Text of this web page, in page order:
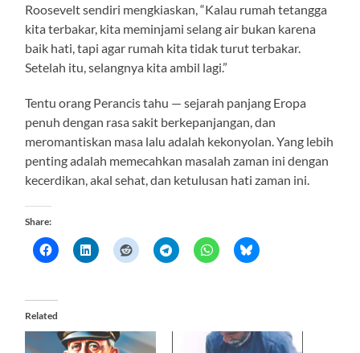
Roosevelt sendiri mengkiaskan, “Kalau rumah tetangga
kita terbakar, kita meminjami selang air bukan karena
baik hati, tapi agar rumah kita tidak turut terbakar.
Setelah itu, selangnya kita ambil lagi.”
Tentu orang Perancis tahu — sejarah panjang Eropa
penuh dengan rasa sakit berkepanjangan, dan
meromantiskan masa lalu adalah kekonyolan. Yang lebih
penting adalah memecahkan masalah zaman ini dengan
kecerdikan, akal sehat, dan ketulusan hati zaman ini.
Share:
Related